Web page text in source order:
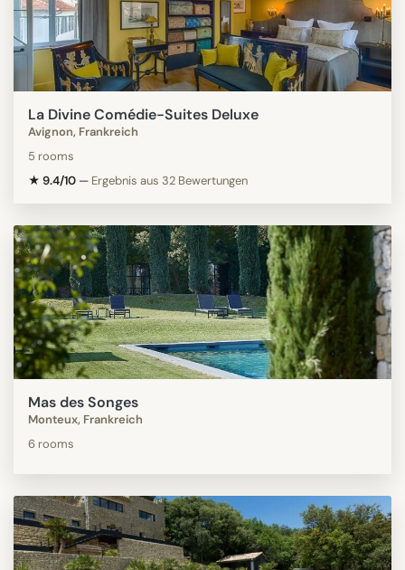
La Divine Comédie-Suites Deluxe
Avignon, Frankreich
5 rooms
★ 9.4/10 — Ergebnis aus 32 Bewertungen
Mas des Songes
Monteux, Frankreich
6 rooms